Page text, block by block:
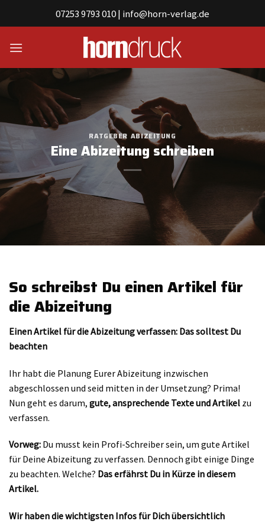
07253 9793 010| info@horn-verlag.de
RATGEBER ABIZEITUNG
Eine Abizeitung schreiben
So schreibst Du einen Artikel für
die Abizeitung
Einen Artikel für die Abizeitung verfassen: Das solltest Du
beachten
Ihr habt die Planung Eurer Abizeitung inzwischen
abgeschlossen und seid mitten in der Umsetzung? Prima!
Nun geht es darum, gute, ansprechende Texte und Artikel zu
verfassen.
Vorweg: Du musst kein Profi-Schreiber sein, um gute Artikel
für Deine Abizeitung zu verfassen. Dennoch gibt einige Dinge
zu beachten. Welche? Das erfährst Du in Kürze in diesem
Artikel.
Wir haben die wichtigsten Infos für Dich übersichtlich